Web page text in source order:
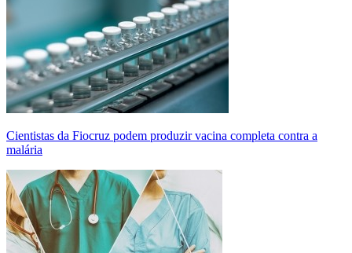
Cientistas da Fiocruz podem produzir vacina completa contra a
malária